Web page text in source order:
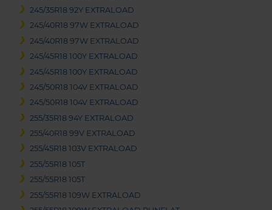
245/35R18 92Y EXTRALOAD
245/40R18 97W EXTRALOAD
245/40R18 97W EXTRALOAD
245/45R18 100Y EXTRALOAD
245/45R18 100Y EXTRALOAD
245/50R18 104V EXTRALOAD
245/50R18 104V EXTRALOAD
255/35R18 94Y EXTRALOAD
255/40R18 99V EXTRALOAD
255/45R18 103V EXTRALOAD
255/55R18 105T
255/55R18 105T
255/55R18 109W EXTRALOAD